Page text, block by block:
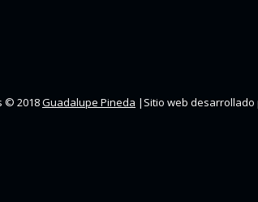
© 2018Guadalupe Pineda |Sitio web desarrollado